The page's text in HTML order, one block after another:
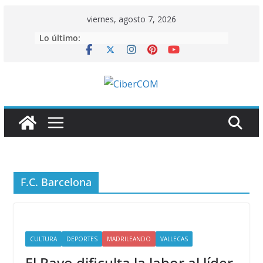
viernes, agosto 7, 2026
Lo último:
F.C. Barcelona
CULTURA DEPORTES MADRILEANDO VALLECAS